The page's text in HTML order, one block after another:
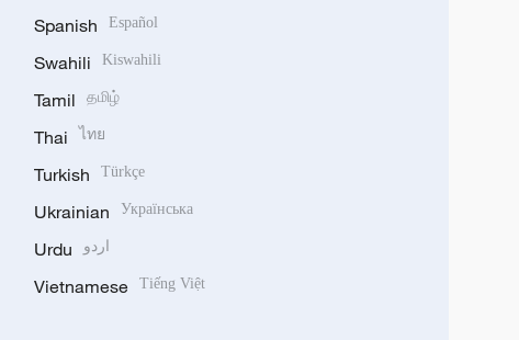
Spanish Español
Swahili Kiswahili
Tamil தமிழ்
Thai ไทย
Turkish Türkçe
Ukrainian Українська
Urdu اردو
Vietnamese Tiếng Việt